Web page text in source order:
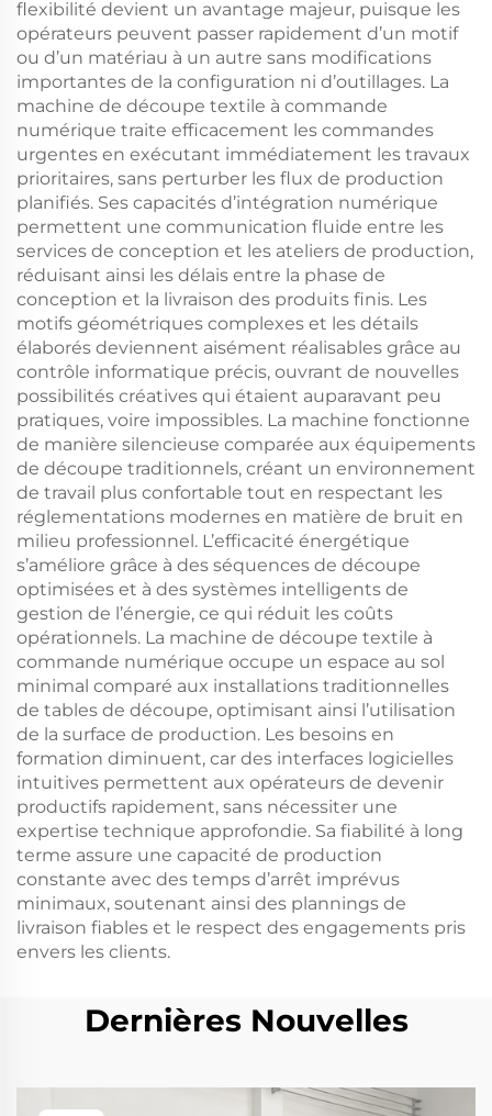
flexibilité devient un avantage majeur, puisque les
opérateurs peuvent passer rapidement d’un motif
ou d’un matériau à un autre sans modifications
importantes de la configuration ni d’outillages. La
machine de découpe textile à commande
numérique traite efficacement les commandes
urgentes en exécutant immédiatement les travaux
prioritaires, sans perturber les flux de production
planifiés. Ses capacités d’intégration numérique
permettent une communication fluide entre les
services de conception et les ateliers de production,
réduisant ainsi les délais entre la phase de
conception et la livraison des produits finis. Les
motifs géométriques complexes et les détails
élaborés deviennent aisément réalisables grâce au
contrôle informatique précis, ouvrant de nouvelles
possibilités créatives qui étaient auparavant peu
pratiques, voire impossibles. La machine fonctionne
de manière silencieuse comparée aux équipements
de découpe traditionnels, créant un environnement
de travail plus confortable tout en respectant les
réglementations modernes en matière de bruit en
milieu professionnel. L’efficacité énergétique
s’améliore grâce à des séquences de découpe
optimisées et à des systèmes intelligents de
gestion de l’énergie, ce qui réduit les coûts
opérationnels. La machine de découpe textile à
commande numérique occupe un espace au sol
minimal comparé aux installations traditionnelles
de tables de découpe, optimisant ainsi l’utilisation
de la surface de production. Les besoins en
formation diminuent, car des interfaces logicielles
intuitives permettent aux opérateurs de devenir
productifs rapidement, sans nécessiter une
expertise technique approfondie. Sa fiabilité à long
terme assure une capacité de production
constante avec des temps d’arrêt imprévus
minimaux, soutenant ainsi des plannings de
livraison fiables et le respect des engagements pris
envers les clients.
Dernières Nouvelles